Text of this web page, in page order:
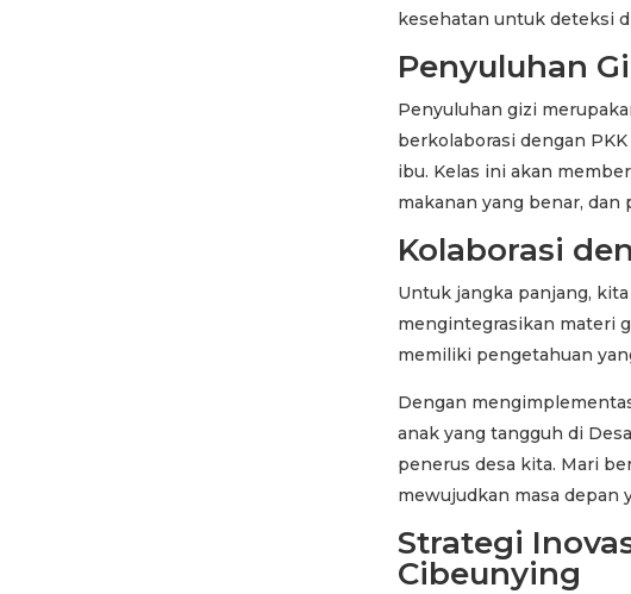
kesehatan untuk deteksi
Penyuluhan
Penyuluhan gizi
berkolaborasi dengan
ibu. Kelas ini akan
makanan yang benar, dan
Kolaborasi
Untuk jangka panjang,
mengintegrasikan materi
memiliki pengetahuan
Dengan
anak yang tangguh di
penerus desa kita. Mari
mewujudkan masa depan
Strategi
Cibeunying